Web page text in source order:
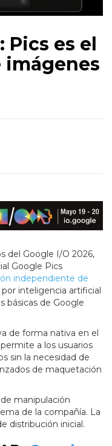
Pics es el
del Google I/O 2026,
Google Pics
independiente de
inteligencia artificial
básicas de Google
de forma nativa en el
a los usuarios
sin la necesidad de
de maquetación
manipulación
de la compañía. La
distribución inicial.